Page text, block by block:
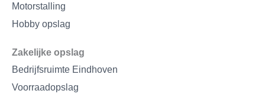
Motorstalling
Hobby opslag
Zakelijke opslag
Bedrijfsruimte Eindhoven
Voorraadopslag